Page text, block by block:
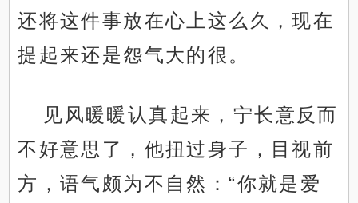
还将这件事放在心上这么久，现在
提起来还是怨气大的很。
见风暖暖认真起来，宁长意反而
不好意思了，他扭过身子，目视前
方，语气颇为不自然：“你就是爱